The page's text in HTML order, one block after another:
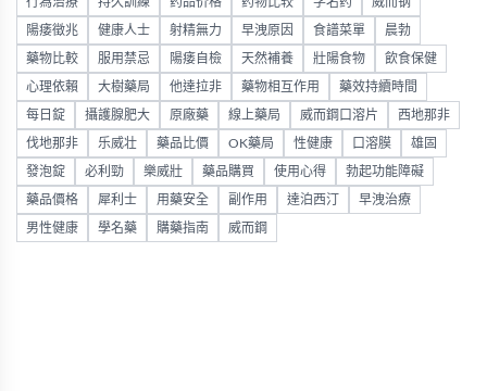
陽痿徵兆 健康人士 射精無力 早洩原因 食譜菜單 晨勃
藥物比較 服用禁忌 陽痿自檢 天然補養 壯陽食物 飲食保健
心理依賴 大樹藥局 他達拉非 藥物相互作用 藥效持續時間
每日錠 攝護腺肥大 原廠藥 線上藥局 威而鋼口溶片 西地那非
伐地那非 乐威壮 藥品比價 OK藥局 性健康 口溶膜 雄固
發泡錠 必利勁 樂威壯 藥品購買 使用心得 勃起功能障礙
藥品價格 犀利士 用藥安全 副作用 達泊西汀 早洩治療
男性健康 學名藥 購藥指南 威而鋼